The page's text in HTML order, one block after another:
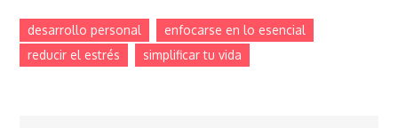
desarrollo personal
enfocarse en lo esencial
reducir el estrés
simplificar tu vida